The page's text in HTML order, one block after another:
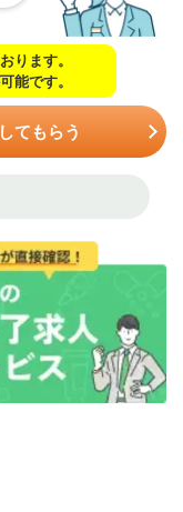
ります。
能です。
てもらう